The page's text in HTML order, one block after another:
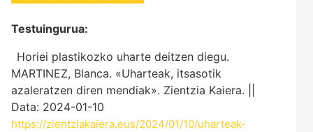
Testuingurua:
Horiei plastikozko uharte deitzen diegu.
MARTINEZ, Blanca. «Uharteak, itsasotik
azaleratzen diren mendiak». Zientzia Kaiera. ||
Data: 2024-01-10
https://zientziakaiera.eus/2024/01/10/uharteak-